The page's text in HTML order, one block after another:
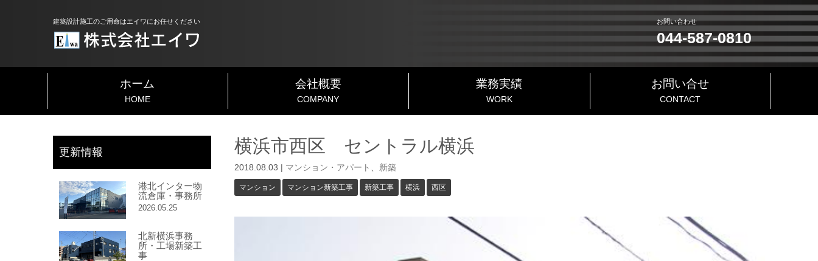
建築設計施工のご用命はエイワにお任せください お問い合わせ
044-587-0810
ホーム
HOME
会社概要
COMPANY
業務実績
WORK
お問い合せ
CONTACT
横浜市西区 セントラル横浜
2018.08.03 マンション・アパート 、 新築
マンション マンション新築工事 新築工事 横浜 西区
更新情報
港北インター物
流倉庫・事務所
2026.05.25
北新横浜事務
所・工場新築工
事